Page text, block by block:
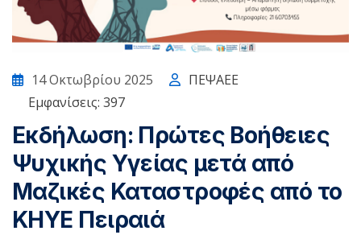
14 Οκτωβρίου 2025
ΠΕΨΑΕΕ
Εμφανίσεις: 397
Εκδήλωση: Πρώτες Βοήθειες
Ψυχικής Υγείας μετά από
Μαζικές Καταστροφές από το
ΚΗΥΕ Πειραιά